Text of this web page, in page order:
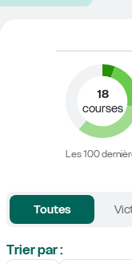
18
courses
Les 100
Toutes
Trier par :